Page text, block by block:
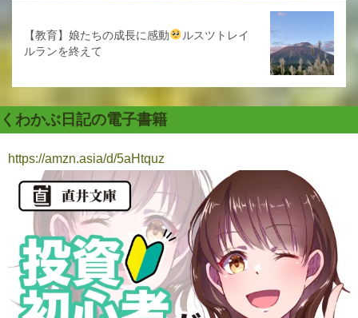
【教育】娘たちの成長に感動
ルスツトレイ
ルランを終えて
くわかぶ日記の電子書籍
https://amzn.asia/d/5aHtquz